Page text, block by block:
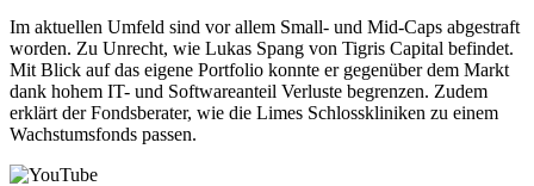
Im aktuellen Umfeld sind vor allem Small- und Mid-Caps abgestraft
worden. Zu Unrecht, wie Lukas Spang von Tigris Capital befindet.
Mit Blick auf das eigene Portfolio konnte er gegenüber dem Markt
dank hohem IT- und Softwareanteil Verluste begrenzen. Zudem
erklärt der Fondsberater, wie die Limes Schlosskliniken zu einem
Wachstumsfonds passen.